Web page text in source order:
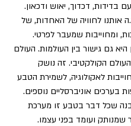
בדידות, דכדוך, יאוש ודכאון.
אותנו לחוויה של האחדות, של
ומחוייבות שמעבר לפרטי.
גם גישור בין העולמות. העולם
הקולקטיבי. זה נושק
לאקולוגיה, לשמירת הטבע
בערכים אוניברסליים נוספים.
שכל דבר בטבע זו מערכת
שמנותק ועומד בפני עצמו.